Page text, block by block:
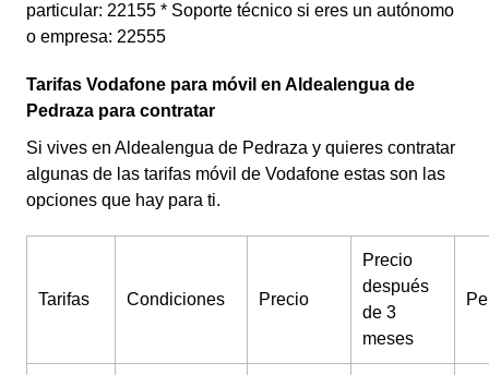
particular: 22155 * Soporte técnico si eres un autónomo
o empresa: 22555
Tarifas Vodafone para móvil en Aldealengua de
Pedraza para contratar
Si vives en Aldealengua de Pedraza y quieres contratar
algunas de las tarifas móvil de Vodafone estas son las
opciones que hay para ti.
Tarifas Condiciones Precio
Precio
después
de 3
meses